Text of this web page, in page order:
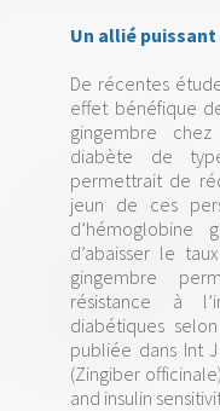
Un allié
De récentes
effet bénéfique
gingembre
diabète de
permettrait de
jeun de ces
d’hémoglobine
d’abaisser le
gingembre
résistance à
diabétiques
publiée dans Int
(Zingiber
and insulin